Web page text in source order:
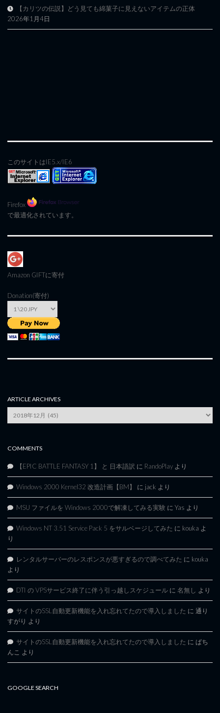
【カリツの伝説】どう見ても綿菓子に見えないアイテムの正体
2026年1月4日
このサイトはIE5.x/IE6
Firefox
で最適化されています。
Amazon GIFTに寄付
Donation(寄付)
ARTICLE ARCHIVES
Archives
COMMENTS
【EPIC BATTLE FANTASY 1】 と 日本語訳 に RandoPlay より
Windows 2000 Kernel32 改造計画【BM】 に jack より
MSU ファイルを Windows 2000で解凍してみる実験 に Yas より
Windows NT 3.51 Service Pack 5 をサルベージしてみた に kouka よ
り
レンタルサーバーのレスポンスが悪すぎるので調べてみた に kouka
より
DTI の VPSサービス終了に伴う引っ越しスケジュール に 名無し より
サイトのSSL自動更新機能を入れ忘れてたので導入しました に 通り
すがり より
サイトのSSL自動更新機能を入れ忘れてたので導入しました に ぱち
んこ より
GOOGLE SEARCH